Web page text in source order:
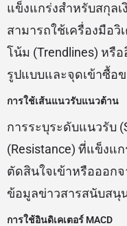
แข็งแกร่งสำหรับสกุลเ
สามารถใช้เครื่องมือวิ
โน้ม (Trendlines) หรื
รูปแบบและจุดเข้าซื้อ
การใช้เส้นแนวรับแนวต้าน
การระบุระดับแนวรับ
(Resistance) ที่แข็งแ
ตัดสินใจเข้าหรือออก
ข้อมูลข่าวสารสนับสนุ
การใช้อินดิเคเตอร์ MACD